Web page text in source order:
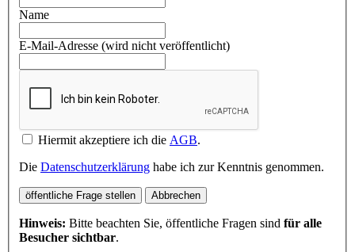
Name
E-Mail-Adresse (wird nicht veröffentlicht)
Hiermit akzeptiere ich die AGB.
Die Datenschutzerklärung habe ich zur Kenntnis genommen.
öffentliche Frage stellen Abbrechen
Hinweis: Bitte beachten Sie, öffentliche Fragen sind für alle
Besucher sichtbar.